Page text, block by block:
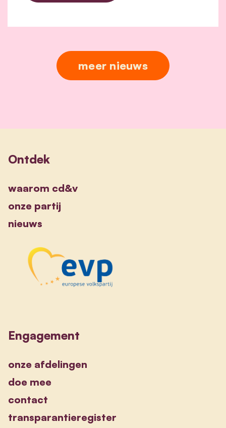
meer nieuws
Ontdek
waarom cd&v
onze partij
nieuws
Engagement
onze afdelingen
doe mee
contact
transparantieregister